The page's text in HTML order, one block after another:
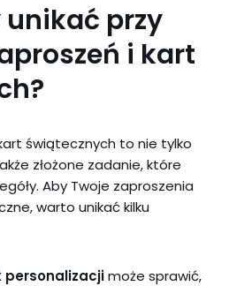
unikać przy
i kart
świątecznych to nie tylko
złożone zadanie, które
Aby Twoje zaproszenia
warto unikać kilku
personalizacjimoże sprawić,